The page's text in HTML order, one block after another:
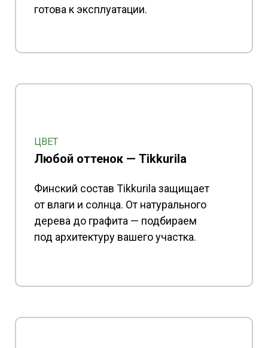
готова к эксплуатации.
Финский состав Tikkurila защищает
от влаги и солнца. От натурального
дерева до графита — подбираем
под архитектуру вашего участка.
Любой оттенок — Tikkurila
ЦВЕТ